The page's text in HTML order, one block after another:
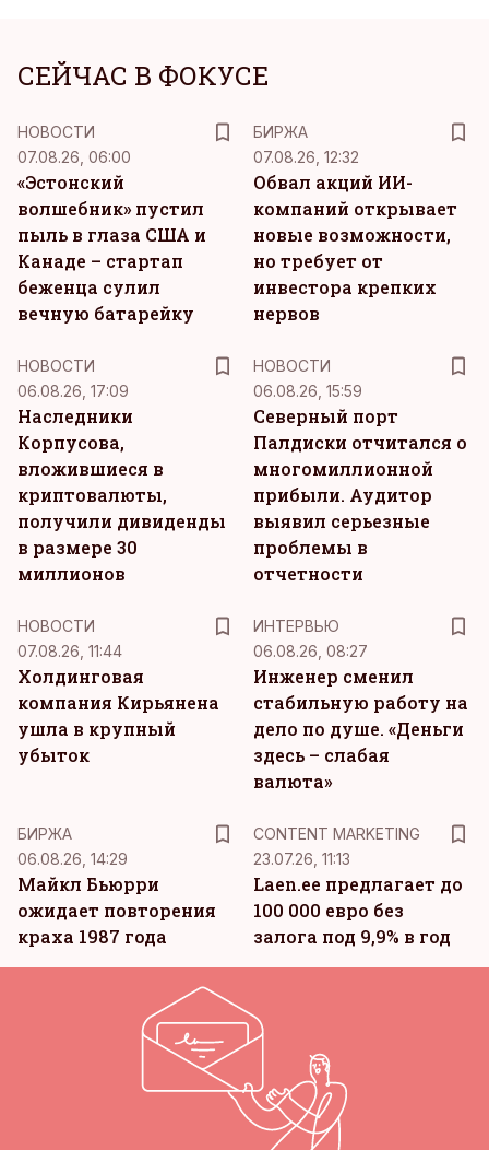
СЕЙЧАС В ФОКУСЕ
НОВОСТИ
07.08.26, 06:00
«Эстонский
волшебник» пустил
пыль в глаза США и
Канаде – стартап
беженца сулил
вечную батарейку
БИРЖА
07.08.26, 12:32
Обвал акций ИИ-
компаний открывает
новые возможности,
но требует от
инвестора крепких
нервов
НОВОСТИ
06.08.26, 17:09
Наследники
Корпусова,
вложившиеся в
криптовалюты,
получили дивиденды
в размере 30
миллионов
НОВОСТИ
06.08.26, 15:59
Северный порт
Палдиски отчитался о
многомиллионной
прибыли. Аудитор
выявил серьезные
проблемы в
отчетности
НОВОСТИ
07.08.26, 11:44
Холдинговая
компания Кирьянена
ушла в крупный
убыток
ИНТЕРВЬЮ
06.08.26, 08:27
Инженер сменил
стабильную работу на
дело по душе. «Деньги
здесь – слабая
валюта»
БИРЖА
06.08.26, 14:29
Майкл Бьюрри
ожидает повторения
краха 1987 года
CONTENT MARKETING
23.07.26, 11:13
Laen.ee предлагает до
100 000 евро без
залога под 9,9% в год